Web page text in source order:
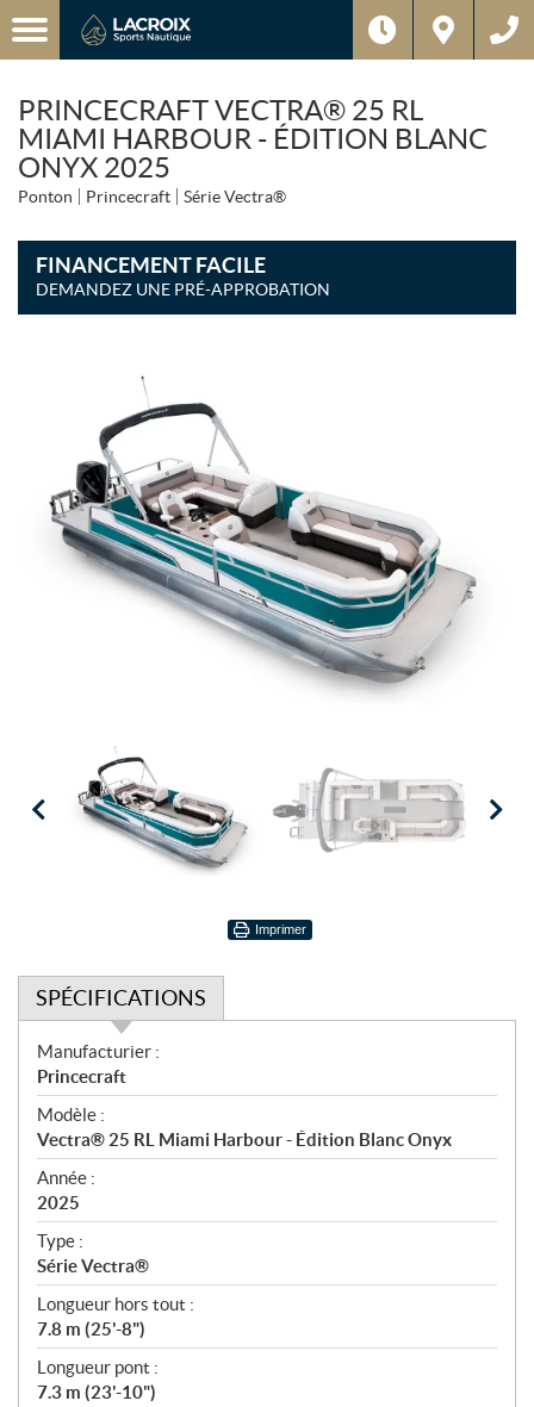
PRINCECRAFT VECTRA® 25 RL
MIAMI HARBOUR - ÉDITION BLANC
ONYX 2025
Ponton Princecraft Série Vectra®
FINANCEMENT FACILE
DEMANDEZ UNE PRÉ-APPROBATION
Imprimer
SPÉCIFICATIONS
S
p
é
c
i
f
i
c
a
t
i
o
n
s
Manufacturier :
Princecraft
Modèle :
Vectra® 25 RL Miami Harbour - Édition Blanc Onyx
Année :
2025
Type :
Série Vectra®
Longueur hors tout :
7.8 m (25'-8")
Longueur pont :
7.3 m (23'-10")